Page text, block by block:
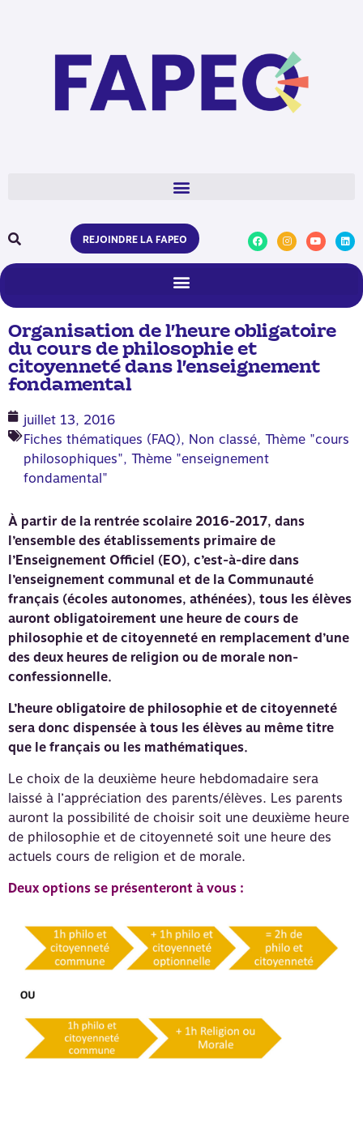
REJOINDRE LA FAPEO
Organisation de l’heure obligatoire
du cours de philosophie et
citoyenneté dans l’enseignement
fondamental
juillet 13, 2016
Fiches thématiques (FAQ), Non classé, Thème "cours
philosophiques", Thème "enseignement
fondamental"
À partir de la rentrée scolaire 2016-2017, dans
l’ensemble des établissements primaire de
l’Enseignement Officiel (EO), c’est-à-dire dans
l’enseignement communal et de la Communauté
français (écoles autonomes, athénées), tous les élèves
auront obligatoirement une heure de cours de
philosophie et de citoyenneté en remplacement d’une
des deux heures de religion ou de morale non-
confessionnelle.
L’heure obligatoire de philosophie et de citoyenneté
sera donc dispensée à tous les élèves au même titre
que le français ou les mathématiques.
Le choix de la deuxième heure hebdomadaire sera
laissé à l’appréciation des parents/élèves. Les parents
auront la possibilité de choisir soit une deuxième heure
de philosophie et de citoyenneté soit une heure des
actuels cours de religion et de morale.
Deux options se présenteront à vous :